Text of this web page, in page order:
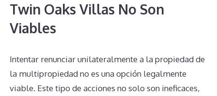
Twin Oaks Villas No Son
Viables
Intentar renunciar unilateralmente a la propiedad de
la multipropiedad no es una opción legalmente
viable. Este tipo de acciones no solo son ineficaces,